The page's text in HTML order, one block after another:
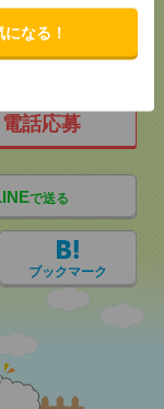
なる！
電話応募
で送る
ブックマーク